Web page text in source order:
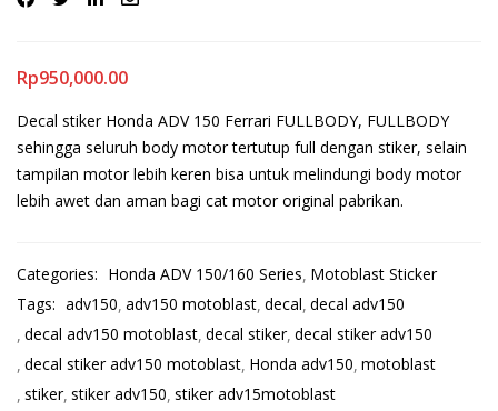
Rp950,000.00
Decal stiker Honda ADV 150 Ferrari FULLBODY, FULLBODY
sehingga seluruh body motor tertutup full dengan stiker, selain
tampilan motor lebih keren bisa untuk melindungi body motor
lebih awet dan aman bagi cat motor original pabrikan.
Categories: Honda ADV 150/160 Series Motoblast Sticker
Tags: adv150 adv150 motoblast decal decal adv150
decal adv150 motoblast decal stiker decal stiker adv150
decal stiker adv150 motoblast Honda adv150 motoblast
stiker stiker adv150 stiker adv15motoblast